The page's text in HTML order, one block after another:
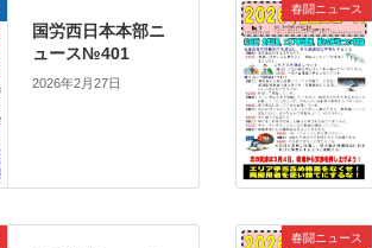
国労西日本本部ニ
ュース№401
2026年2月27日
春闘ニュース
春闘ニュース